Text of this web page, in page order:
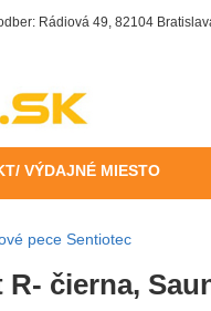
Rádiová 49, 82104
VÝDAJNÉ MIESTO
pece Sentiotec
čierna,